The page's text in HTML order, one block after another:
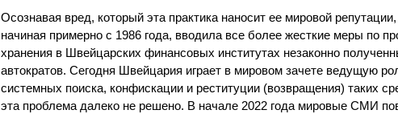
Осознавая вред, который эта практика наносит ее мировой
начиная примерно с 1986 года, вводила все более жесткие меры по
хранения в Швейцарских финансовых институтах незаконно
автократов. Сегодня Швейцария играет в мировом зачете ведущую
системных поиска, конфискации и реституции (возвращения) таких
эта проблема далеко не решено. В начале 2022 года мировые СМИ